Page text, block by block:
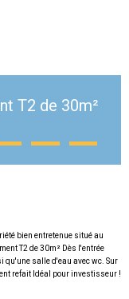
T2 de 30m²
bien entretenue situé au
T2 de 30m² Dès l'entrée
salle d'eau avec wc. Sur